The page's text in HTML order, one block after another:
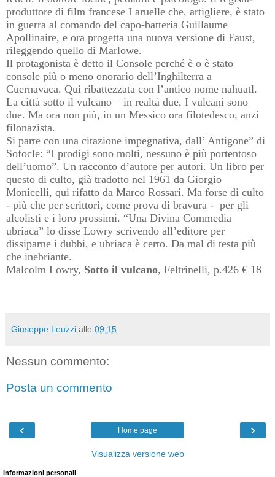
produttore di film francese Laruelle che, artigliere, è stato
in guerra al comando del capo-batteria Guillaume
Apollinaire, e ora progetta una nuova versione di Faust,
rileggendo quello di Marlowe.
Il protagonista è detto il Console perché è o è stato
console più o meno onorario dell’Inghilterra a
Cuernavaca. Qui ribattezzata con l’antico nome nahuatl.
La città sotto il vulcano – in realtà due, I vulcani sono
due. Ma ora non più, in un Messico ora filotedesco, anzi
filonazista.
Si parte con una citazione impegnativa, dall’ Antigone” di
Sofocle: “I prodigi sono molti, nessuno è più portentoso
dell’uomo”. Un racconto d’autore per autori. Un libro per
questo di culto, già tradotto nel 1961 da Giorgio
Monicelli, qui rifatto da Marco Rossari. Ma forse di culto
- più che per scrittori, come prova di bravura - per gli
alcolisti e i loro prossimi. “Una Divina Commedia
ubriaca” lo disse Lowry scrivendo all’editore per
dissiparne i dubbi, e ubriaca è certo. Da mal di testa più
che inebriante.
Malcolm Lowry, Sotto il vulcano, Feltrinelli, p.426 € 18
Giuseppe Leuzzi alle 09:15
Nessun commento:
Posta un commento
‹ ›
Home page
Visualizza versione web
Informazioni personali